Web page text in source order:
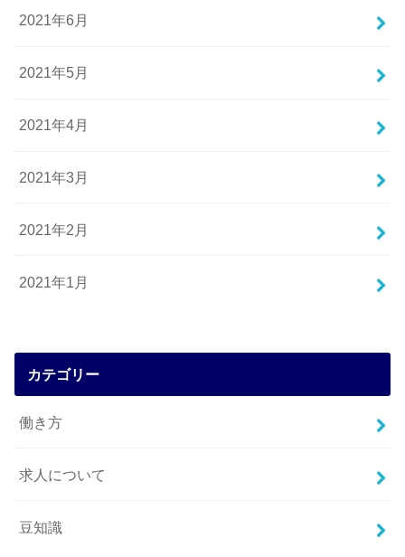
2021年6月
2021年5月
2021年4月
2021年3月
2021年2月
2021年1月
カテゴリー
働き方
求人について
豆知識